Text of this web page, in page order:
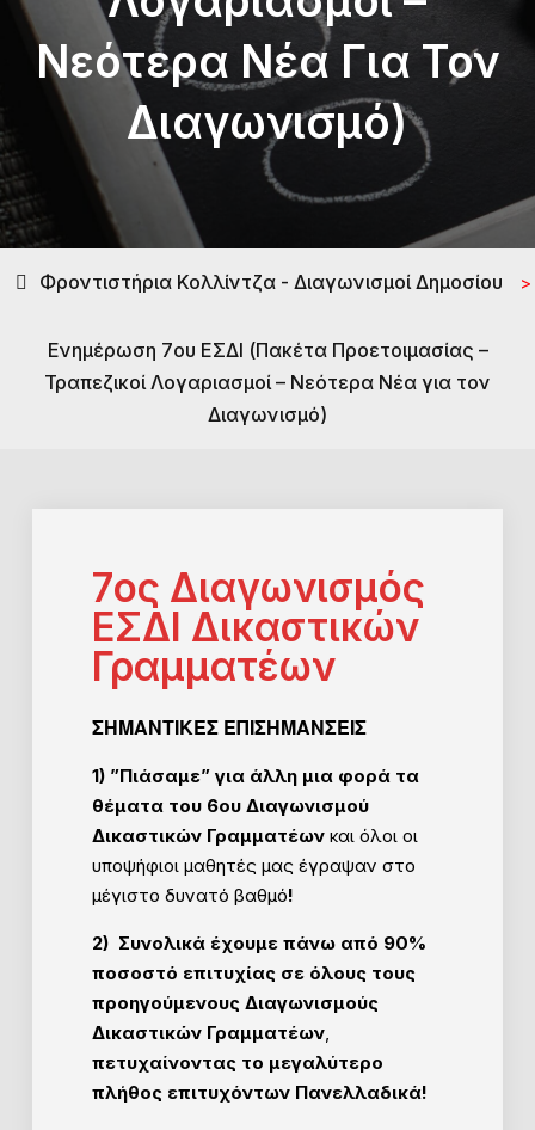
Νεότερα Νέα Για Τον
Διαγωνισμό)
Φροντιστήρια Κολλίντζα - Διαγωνισμοί Δημοσίου >
Ενημέρωση 7ου ΕΣΔΙ (Πακέτα Προετοιμασίας –
Τραπεζικοί Λογαριασμοί – Νεότερα Νέα για τον
Διαγωνισμό)
7ος Διαγωνισμός
ΕΣΔΙ Δικαστικών
Γραμματέων ​
ΣΗΜΑΝΤΙΚΕΣ ΕΠΙΣΗΜΑΝΣΕΙΣ
1) ”Πιάσαμε” για άλλη μια φορά τα
θέματα του 6ου Διαγωνισμού
Δικαστικών Γραμματέων και όλοι οι
υποψήφιοι μαθητές μας έγραψαν στο
μέγιστο δυνατό βαθμό!
2) Συνολικά έχουμε πάνω από 90%
ποσοστό επιτυχίας σε όλους τους
προηγούμενους Διαγωνισμούς
Δικαστικών Γραμματέων,
πετυχαίνοντας το μεγαλύτερο
πλήθος επιτυχόντων Πανελλαδικά!